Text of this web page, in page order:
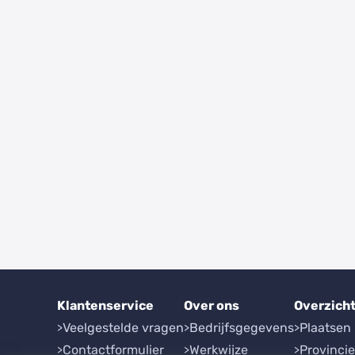
Klantenservice
Veelgestelde vragen
Contactformulier
Over ons
Bedrijfsgegevens
Werkwijze
Plaatsen